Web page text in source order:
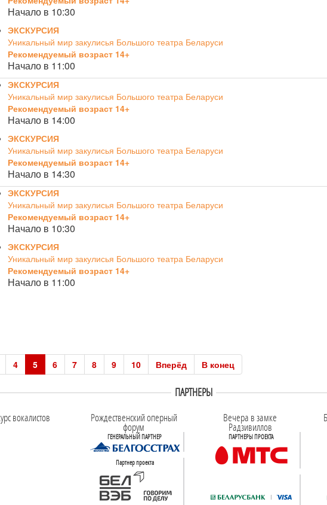
Начало в 10:30
ЭКСКУРСИЯ
Уникальный мир закулисья Большого театра Беларуси
Рекомендуемый возраст 14+
Начало в 11:00
ЭКСКУРСИЯ
Уникальный мир закулисья Большого театра Беларуси
Рекомендуемый возраст 14+
Начало в 14:00
ЭКСКУРСИЯ
Уникальный мир закулисья Большого театра Беларуси
Рекомендуемый возраст 14+
Начало в 14:30
ЭКСКУРСИЯ
Уникальный мир закулисья Большого театра Беларуси
Рекомендуемый возраст 14+
Начало в 10:30
ЭКСКУРСИЯ
Уникальный мир закулисья Большого театра Беларуси
Рекомендуемый возраст 14+
Начало в 11:00
4 5 6 7 8 9 10 Вперёд В конец
ПАРТНЕРЫ
вокалистов Рождественский оперный
форум
ГЕНЕРАЛЬНЫЙ ПАРТНЕР
Партнер проекта
Вечера в замке
Радзивиллов
ПАРТНЕРЫ ПРОЕКТА